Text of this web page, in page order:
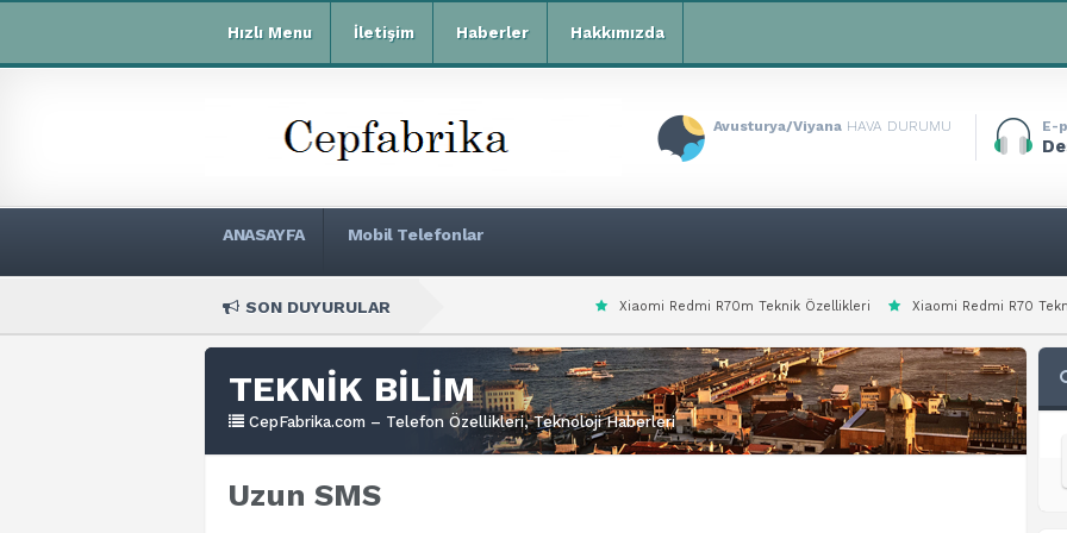
Hızlı Menu İletişim Haberler Hakkımızda
Avusturya/Viyana HAVA DURUMU E-
ANASAYFA Mobil Telefonlar
SON DUYURULAR Xiaomi Redmi R70m Teknik Özellikleri Xiaomi Redmi R70 Teknik Özellikleri
TEKNİK BİLİM
CepFabrika.com – Telefon Özellikleri, Teknoloji Haberleri
Uzun SMS